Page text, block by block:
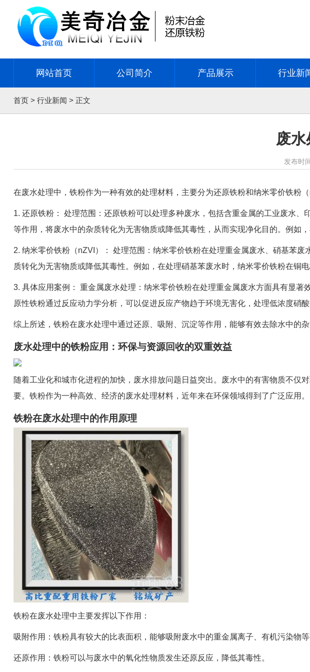
网站首页 公司简介 产品展示 行业新
首页> 行业新闻 > 正文
废
发布时
在废水处理中，铁粉作为一种有效的处理材料，主要分为还原铁粉和纳米零价铁粉
1. 还原铁粉： 处理范围：还原铁粉可以处理多种废水，包括含重金属的工业废水
等作用，将废水中的杂质转化为无害物质或降低其毒性，从而实现净化目的。例如
2. 纳米零价铁粉（nZVI）： 处理范围：纳米零价铁粉在处理重金属废水、硝基苯
质转化为无害物质或降低其毒性。例如，在处理硝基苯废水时，纳米零价铁粉在铜
3. 具体应用案例： 重金属废水处理：纳米零价铁粉在处理重金属废水方面具有显
原性铁粉通过反应动力学分析，可以促进反应产物趋于环境无害化，处理低浓度硝酸
综上所述，铁粉在废水处理中通过还原、吸附、沉淀等作用，能够有效去除水中的
废水处理中的铁粉应用：环保与资源回收的双重效益
随着工业化和城市化进程的加快，废水排放问题日益突出。废水中的有害物质不
要。铁粉作为一种高效、经济的废水处理材料，近年来在环保领域得到了广泛应用。
铁粉在废水处理中的作用原理
铁粉在废水处理中主要发挥以下作用：
吸附作用：铁粉具有较大的比表面积，能够吸附废水中的重金属离子、有机污染物等
还原作用：铁粉可以与废水中的氧化性物质发生还原反应，降低其毒性。